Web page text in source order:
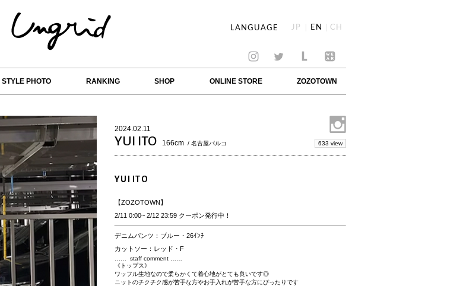
LANGUAGE JP EN CH
STYLE PHOTO RANKING SHOP ONLINE STORE ZOZOTOWN
2024.02.11
YUI ITO 166cm / 名古屋パルコ 633 view
YUI ITO
【ZOZOTOWN】
2/11 0:00~ 2/12 23:59 クーポン発行中！
デニムパンツ：ブルー・26ｲﾝﾁ
カットソー：レッド・F
…… staff comment ……
《トップス》
ワッフル生地なので柔らかくて着心地がとても良いです◎
ニットのチクチク感が苦手な方やお手入れが苦手な方にぴったりです